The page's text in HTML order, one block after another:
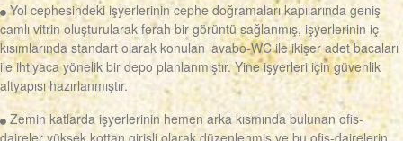
Yol cephesindeki işyerlerinin cephe doğramaları kapılarında geniş
camlı vitrin oluşturularak ferah bir görüntü sağlanmış, işyerlerinin iç
kısımlarında standart olarak konulan lavabo-WC ile ikişer adet bacaları
ile ihtiyaca yönelik bir depo planlanmıştır. Yine işyerleri için güvenlik
altyapısı hazırlanmıştır.
Zemin katlarda işyerlerinin hemen arka kısmında bulunan ofis-